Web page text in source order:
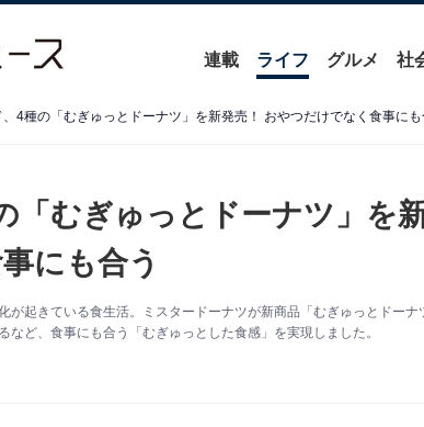
連載 ライフ グルメ 社
、4種の「むぎゅっとドーナツ」を新発売！ おやつだけでなく食事にも
「むぎゅっとドーナツ」を
にも合う
が起きている食生活。ミスタードーナツが新商品「むぎゅっとドー
など、食事にも合う「むぎゅっとした食感」を実現しました。